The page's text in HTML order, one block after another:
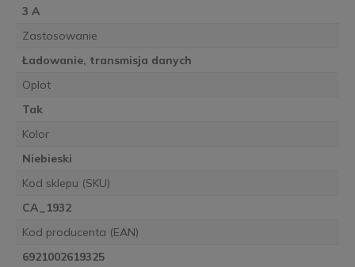
3 A
Zastosowanie
Ładowanie, transmisja danych
Oplot
Tak
Kolor
Niebieski
Kod sklepu (SKU)
CA_1932
Kod producenta (EAN)
6921002619325